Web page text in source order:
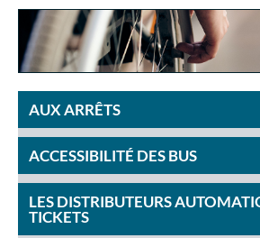
AUX ARRÊTS
ACCESSIBILITÉ DES BUS
LES DISTRIBUTEURS
TICKETS